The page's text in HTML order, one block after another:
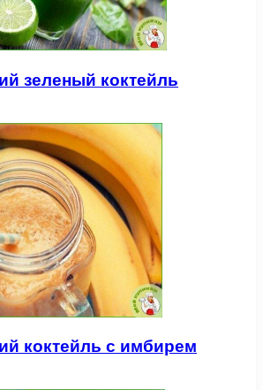
зеленый коктейль
коктейль с имбирем